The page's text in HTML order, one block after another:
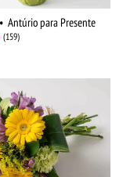
• Antúrio para Presente
(159)